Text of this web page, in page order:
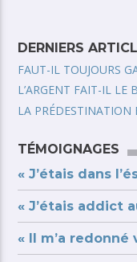
DERNIERS
FAUT-IL TOUJOURS
L’ARGENT FAIT-IL LE
LA PRÉDESTINATION
TÉMOIGNAGES
« J’étais dans
« J’étais addict
« Il m’a